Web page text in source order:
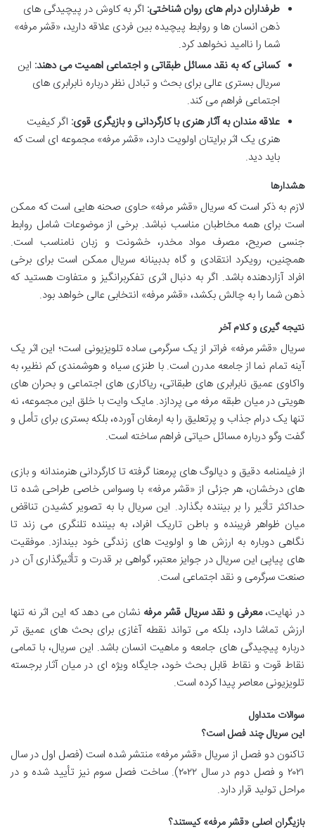
طرفداران درام های روان شناختی: اگر به کاوش در پیچیدگی های
ذهن انسان ها و روابط پیچیده بین فردی علاقه دارید، «قشر مرفه»
شما را ناامید نخواهد کرد.
کسانی که به نقد مسائل طبقاتی و اجتماعی اهمیت می دهند: این
سریال بستری عالی برای بحث و تبادل نظر درباره نابرابری های
اجتماعی فراهم می کند.
علاقه مندان به آثار هنری با کارگردانی و بازیگری قوی: اگر کیفیت
هنری یک اثر برایتان اولویت دارد، «قشر مرفه» مجموعه ای است که
باید دید.
هشدارها
لازم به ذکر است که سریال «قشر مرفه» حاوی صحنه هایی است که ممکن
است برای همه مخاطبان مناسب نباشد. برخی از موضوعات شامل روابط
جنسی صریح، مصرف مواد مخدر، خشونت و زبان نامناسب است.
همچنین، رویکرد انتقادی و گاه بدبینانه سریال ممکن است برای برخی
افراد آزاردهنده باشد. اگر به دنبال اثری تفکربرانگیز و متفاوت هستید که
ذهن شما را به چالش بکشد، «قشر مرفه» انتخابی عالی خواهد بود.
نتیجه گیری و کلام آخر
سریال «قشر مرفه» فراتر از یک سرگرمی ساده تلویزیونی است؛ این اثر یک
آینه تمام نما از جامعه مدرن است. با طنزی سیاه و هوشمندی کم نظیر، به
واکاوی عمیق نابرابری های طبقاتی، ریاکاری های اجتماعی و بحران های
هویتی در میان طبقه مرفه می پردازد. مایک وایت با خلق این مجموعه، نه
تنها یک درام جذاب و پرتعلیق را به ارمغان آورده، بلکه بستری برای تأمل و
گفت وگو درباره مسائل حیاتی فراهم ساخته است.
از فیلمنامه دقیق و دیالوگ های پرمعنا گرفته تا کارگردانی هنرمندانه و بازی
های درخشان، هر جزئی از «قشر مرفه» با وسواس خاصی طراحی شده تا
حداکثر تأثیر را بر بیننده بگذارد. این سریال با به تصویر کشیدن تناقض
میان ظواهر فریبنده و باطن تاریک افراد، به بیننده تلنگری می زند تا
نگاهی دوباره به ارزش ها و اولویت های زندگی خود بیندازد. موفقیت
های پیاپی این سریال در جوایز معتبر، گواهی بر قدرت و تأثیرگذاری آن در
صنعت سرگرمی و نقد اجتماعی است.
در نهایت،معرفی و نقد سریال قشر مرفه نشان می دهد که این اثر نه تنها
ارزش تماشا دارد، بلکه می تواند نقطه آغازی برای بحث های عمیق تر
درباره پیچیدگی های جامعه و ماهیت انسان باشد. این سریال، با تمامی
نقاط قوت و نقاط قابل بحث خود، جایگاه ویژه ای در میان آثار برجسته
تلویزیونی معاصر پیدا کرده است.
سوالات متداول
این سریال چند فصل است؟
تاکنون دو فصل از سریال «قشر مرفه» منتشر شده است (فصل اول در سال
۲۰۲۱ و فصل دوم در سال ۲۰۲۲). ساخت فصل سوم نیز تأیید شده و در
مراحل تولید قرار دارد.
بازیگران اصلی «قشر مرفه» کیستند؟